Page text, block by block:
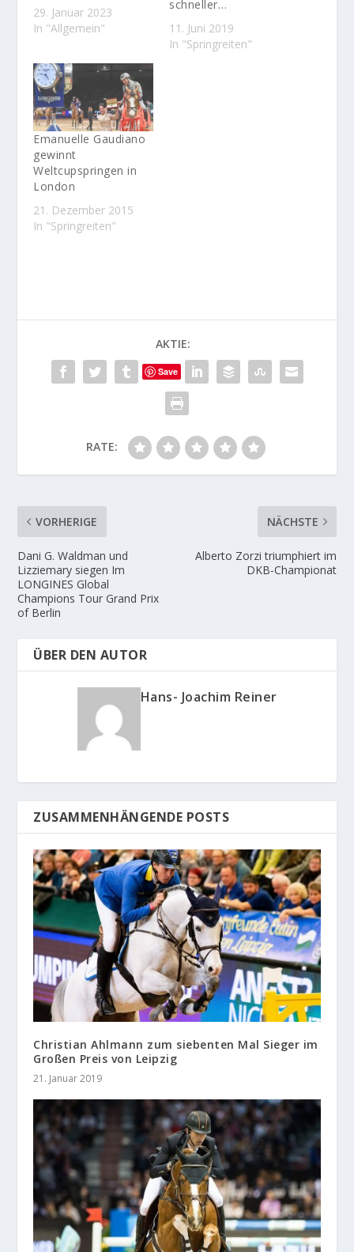
29. Januar 2023
In "Allgemein"
schneller…
11. Juni 2019
In "Springreiten"
Emanuelle Gaudiano
gewinnt
Weltcupspringen in
London
21. Dezember 2015
In "Springreiten"
AKTIE:
Save
RATE:
VORHERIGE
Dani G. Waldman und
Lizziemary siegen Im
LONGINES Global
Champions Tour Grand Prix
of Berlin
NÄCHSTE
Alberto Zorzi triumphiert im
DKB-Championat
ÜBER DEN AUTOR
Hans- Joachim Reiner
ZUSAMMENHÄNGENDE POSTS
Christian Ahlmann zum siebenten Mal Sieger im
Großen Preis von Leipzig
21. Januar 2019